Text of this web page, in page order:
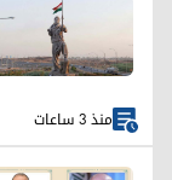
منذ 3 ساعات